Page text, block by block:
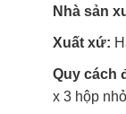
Nhà sản
Xuất xứ:
Quy cách
x 3 hộp